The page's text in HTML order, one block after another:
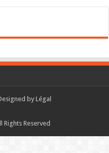
by Légal
Reserved